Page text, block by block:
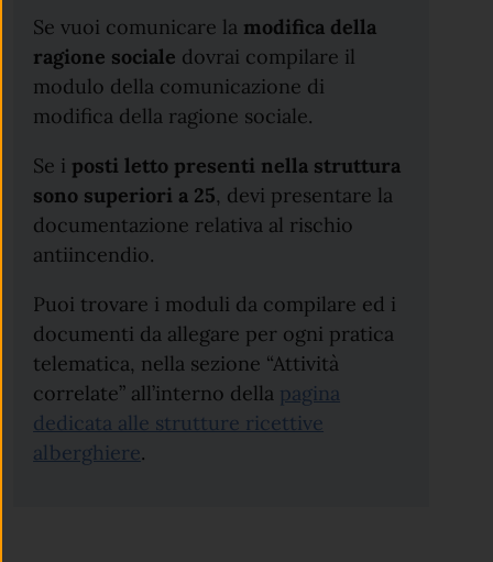
Se vuoi comunicare la modifica della
ragione sociale dovrai compilare il
modulo della comunicazione di
modifica della ragione sociale.
Se i posti letto presenti nella struttura
sono superiori a 25, devi presentare la
documentazione relativa al rischio
antiincendio.
Puoi trovare i moduli da compilare ed i
documenti da allegare per ogni pratica
telematica, nella sezione “Attività
correlate” all’interno della pagina
dedicata alle strutture ricettive
alberghiere.